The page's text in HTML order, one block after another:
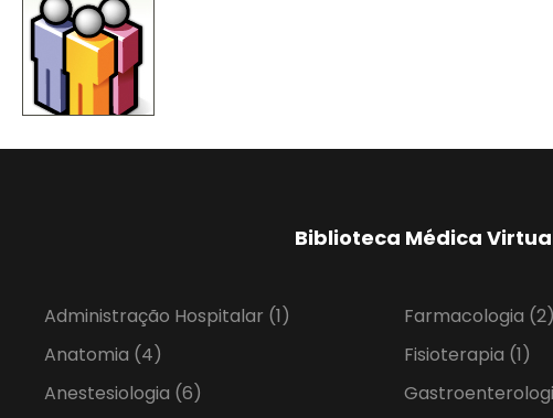
Biblioteca Médica
Administração Hospitalar (1)
Anatomia (4)
Anestesiologia (6)
Farmacologia (2)
Fisioterapia (1)